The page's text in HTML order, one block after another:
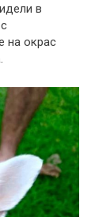
в
на окрас